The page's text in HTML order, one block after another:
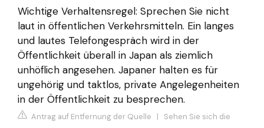
Wichtige Verhaltensregel: Sprechen Sie nicht
laut in öffentlichen Verkehrsmitteln. Ein langes
und lautes Telefongespräch wird in der
Öffentlichkeit überall in Japan als ziemlich
unhöflich angesehen. Japaner halten es für
ungehörig und taktlos, private Angelegenheiten
in der Öffentlichkeit zu besprechen.
Antrag auf Entfernung der Quelle | Sehen Sie sich die